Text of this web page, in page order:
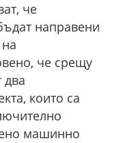
че
направени
че срещу
два
които са
машинно